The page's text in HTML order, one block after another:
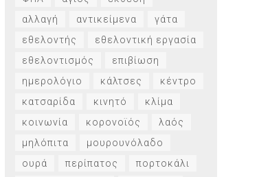
αλλαγή
αντικείμενα
γάτα
εθελοντής
εθελοντική εργασία
εθελοντισμός
επιβίωση
ημερολόγιο
κάλτσες
κέντρο
κατσαρίδα
κινητό
κλίμα
κοινωνία
κορονοϊός
λαός
μηλόπιτα
μουρουνόλαδο
ουρά
περίπατος
πορτοκάλι